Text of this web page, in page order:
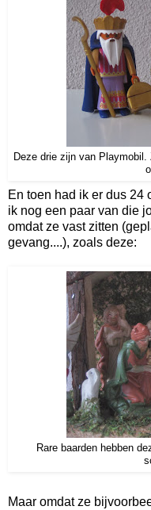
Deze drie zijn van
En toen had ik er dus 24
ik nog een paar van die
omdat ze vast zitten
gevang....), zoals deze:
Rare baarden hebben
Maar omdat ze